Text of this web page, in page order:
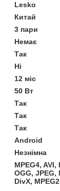
Lesko
Китай
3 пари
Немає
Так
Ні
12 міс
50 Вт
Так
Так
Так
Android
Незнімна
MPEG4, AVI,
OGG, JPEG,
DivX,